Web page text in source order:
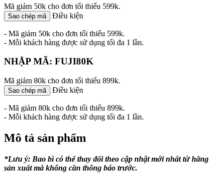
Mã giảm 50k cho đơn tối thiểu 599k.
Sao chép mã Điều kiện
- Mã giảm 50k cho đơn tối thiểu 599k.
- Mỗi khách hàng được sử dụng tối đa 1 lần.
NHẬP MÃ: FUJI80K
Mã giảm 80k cho đơn tối thiểu 899k.
Sao chép mã Điều kiện
- Mã giảm 80k cho đơn tối thiểu 899k.
- Mỗi khách hàng được sử dụng tối đa 1 lần.
Mô tả sản phẩm
*Lưu ý: Bao bì có thể thay đổi theo cập nhật mới nhất từ hãng
sản xuất mà không cần thông báo trước.